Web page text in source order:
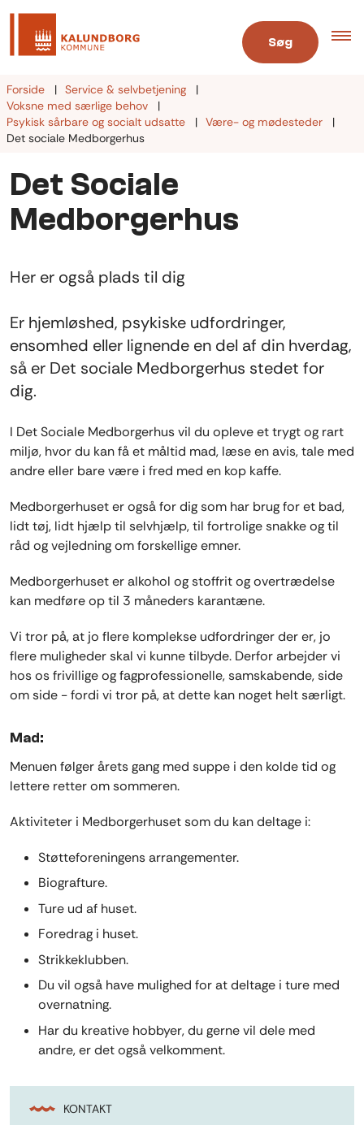
Søg
Forside
Service & selvbetjening
Voksne med særlige behov
Psykisk sårbare og socialt udsatte
Være- og mødesteder
Det sociale Medborgerhus
Det Sociale
Medborgerhus
Her er også plads til dig
Er hjemløshed, psykiske udfordringer,
ensomhed eller lignende en del af din hverdag,
så er Det sociale Medborgerhus stedet for
dig.
I Det Sociale Medborgerhus vil du opleve et trygt og rart
miljø, hvor du kan få et måltid mad, læse en avis, tale med
andre eller bare være i fred med en kop kaffe.
Medborgerhuset er også for dig som har brug for et bad,
lidt tøj, lidt hjælp til selvhjælp, til fortrolige snakke og til
råd og vejledning om forskellige emner.
Medborgerhuset er alkohol og stoffrit og overtrædelse
kan medføre op til 3 måneders karantæne.
Vi tror på, at jo flere komplekse udfordringer der er, jo
flere muligheder skal vi kunne tilbyde. Derfor arbejder vi
hos os frivillige og fagprofessionelle, samskabende, side
om side - fordi vi tror på, at dette kan noget helt særligt.
Mad:
Menuen følger årets gang med suppe i den kolde tid og
lettere retter om sommeren.
Aktiviteter i Medborgerhuset som du kan deltage i:
Støtteforeningens arrangementer.
Biografture.
Ture ud af huset.
Foredrag i huset.
Strikkeklubben.
Du vil også have mulighed for at deltage i ture med
overnatning.
Har du kreative hobbyer, du gerne vil dele med
andre, er det også velkomment.
KONTAKT